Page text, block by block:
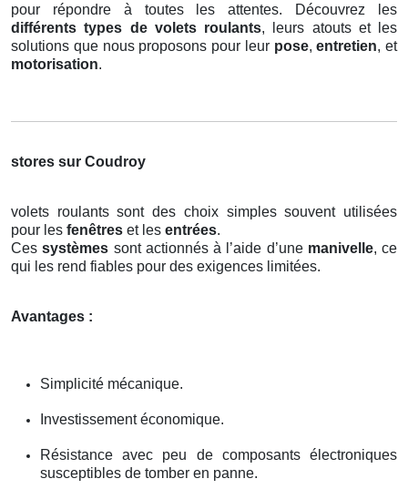
pour répondre à toutes les attentes. Découvrez les
différents types de volets roulants, leurs atouts et les
solutions que nous proposons pour leur pose,entretien, et
motorisation.
stores sur Coudroy
volets roulants sont des choix simples souvent utilisées
pour les fenêtres et les entrées.
Cessystèmes sont actionnés à l’aide d’une manivelle, ce
qui les rend fiables pour des exigences limitées.
Avantages :
Simplicité mécanique.
Investissement économique.
Résistance avec peu de composants électroniques
susceptibles de tomber en panne.